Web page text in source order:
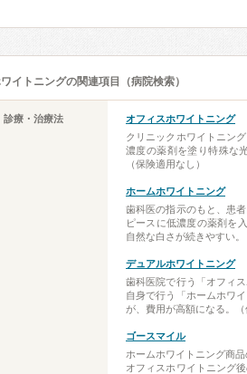
イトニングの関連項目（病院検索）
診療・治療法
オフィスホワイトニング
クリニックホワイトニン
濃度の薬剤を塗り特殊な
（保険適用なし）
ホームホワイトニング
歯科医の指示のもと、患
ピースに低濃度の薬剤を
自然な白さが続きやすい。
デュアルホワイトニング
歯科医院で行う「オフィ
自身で行う「ホームホワ
が、費用が高額になる。（
ゴースマイル
ホームホワイトニング商
オフィスホワイトニング